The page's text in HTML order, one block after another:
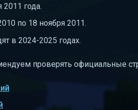
2011 года.
по 18 ноября 2011.
в 2024-2025 годах.
проверять официальные